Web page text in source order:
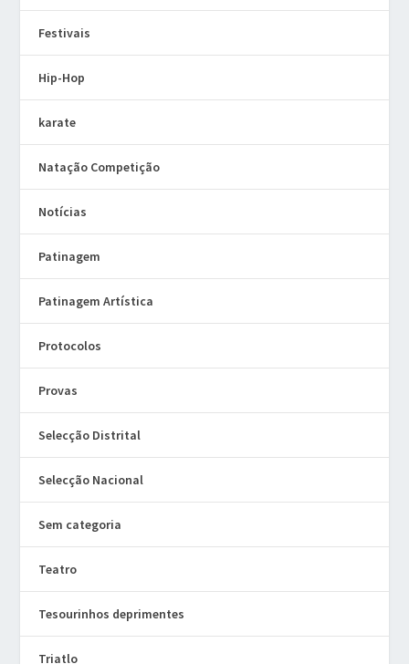
Festivais
Hip-Hop
karate
Natação Competição
Notícias
Patinagem
Patinagem Artística
Protocolos
Provas
Selecção Distrital
Selecção Nacional
Sem categoria
Teatro
Tesourinhos deprimentes
Triatlo